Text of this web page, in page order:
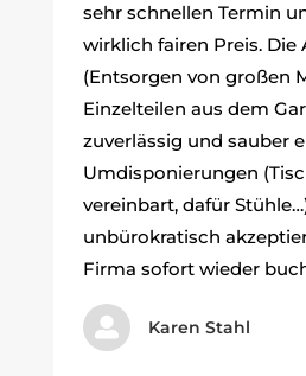
sehr schnellen Termin
wirklich fairen Preis. Die
(Entsorgen von großen
Einzelteilen aus dem
zuverlässig und sauber
Umdisponierungen
vereinbart, dafür
unbürokratisch
Firma sofort wieder
 Karen Stahl